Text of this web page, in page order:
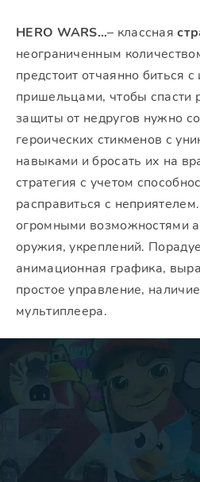
HERO WARS…– классная
неограниченным
предстоит отчаянно биться
пришельцами, чтобы
защиты от недругов нужно
героических стикменов с
навыками и бросать их на
стратегия с учетом
расправиться с
огромными возможностями
оружия, укреплений.
анимационная графика,
простое управление,
мультиплеера.